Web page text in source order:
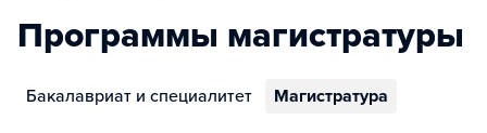
Программы магистратуры
Бакалавриат и специалитет Магистратура